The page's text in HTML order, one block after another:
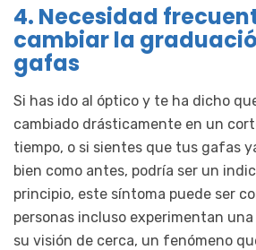
4. Necesidad
cambiar la
gafas
Si has ido al óptico y te ha dicho
cambiado drásticamente en un
tiempo, o si sientes que tus gafas
bien como antes, podría ser un
principio, este síntoma puede ser
personas incluso experimentan
su visión de cerca, un fenómeno